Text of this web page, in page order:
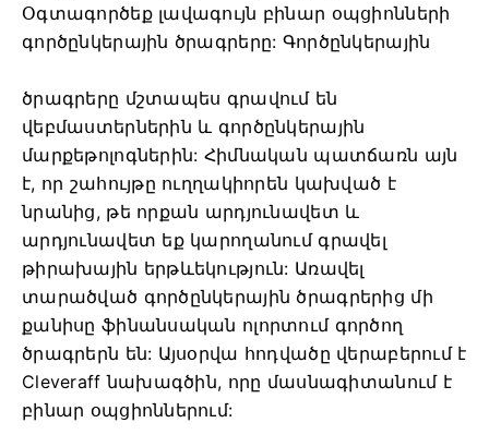
Օգտագործեք լավագույն բինար օպցիոնների
գործընկերային ծրագրերը: Գործընկերային
ծրագրերը մշտապես գրավում են
վեբմաստերներին և գործընկերային
մարքեթոլոգներին: Հիմնական պատճառն այն
է, որ շահույթը ուղղակիորեն կախված է
նրանից, թե որքան արդյունավետ և
արդյունավետ եք կարողանում գրավել
թիրախային երթևեկություն: Առավել
տարածված գործընկերային ծրագրերից մի
քանիսը ֆինանսական ոլորտում գործող
ծրագրերն են: Այսօրվա հոդվածը վերաբերում է
Cleveraff նախագծին, որը մասնագիտանում է
բինար օպցիոններում: